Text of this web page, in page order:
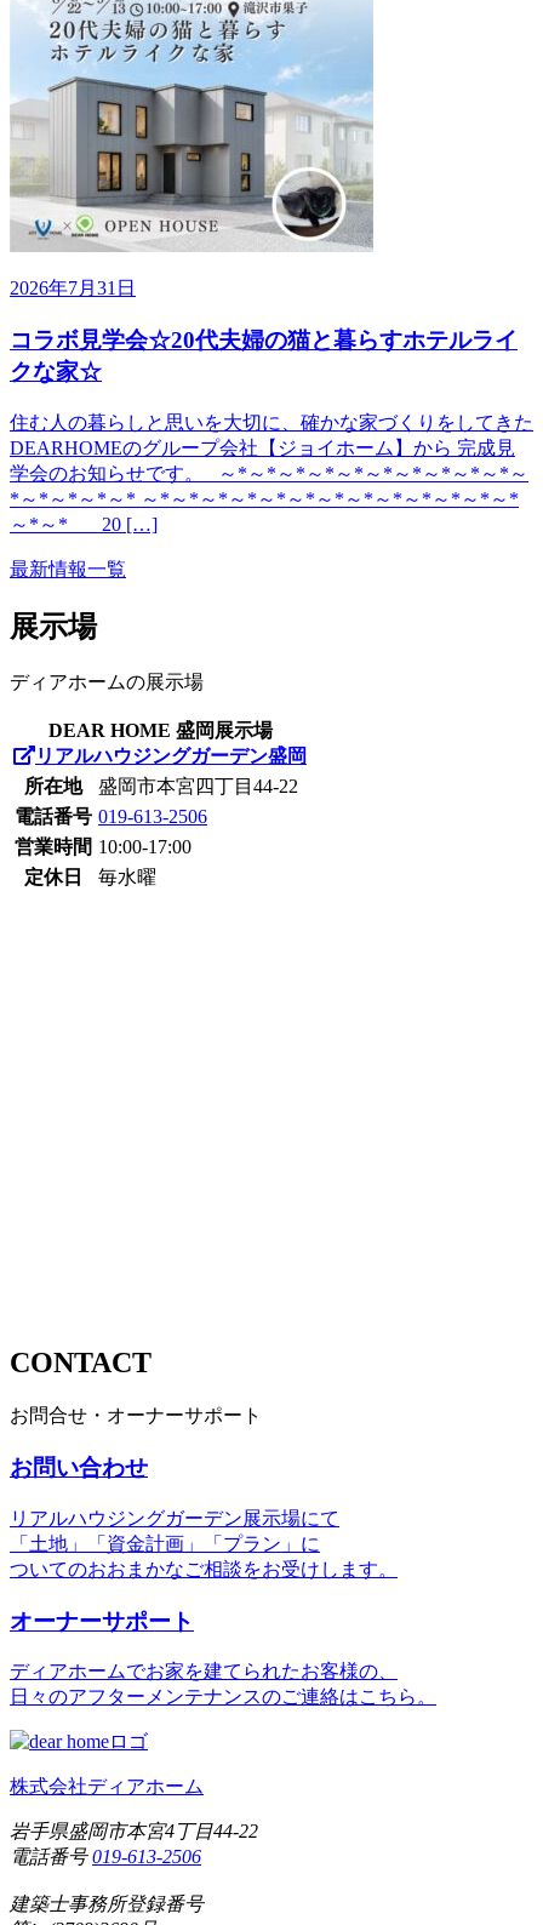
2026年7月31日
コラボ見学会☆20代夫婦の猫と暮らすホテルライ
クな家☆
住む人の暮らしと思いを大切に、確かな家づくりをしてきた
DEARHOMEのグループ会社【ジョイホーム】から 完成見
学会のお知らせです。 ～*～*～*～*～*～*～*～*～*～*～
*～*～*～*～* ～*～*～*～*～*～*～*～*～*～*～*～*～*
～*～* 20 […]
最新情報一覧
展示場
ディアホームの展示場
DEAR HOME 盛岡展示場
リアルハウジングガーデン盛岡
所在地
盛岡市本宮四丁目44-22
電話番号 019-613-2506
営業時間 10:00-17:00
定休日
毎水曜
CONTACT
お問合せ・オーナーサポート
お問い合わせ
リアルハウジングガーデン展示場にて
「土地」「資金計画」「プラン」に
ついてのおおまかなご相談をお受けします。
オーナーサポート
ディアホームでお家を建てられたお客様の、
日々のアフターメンテナンスのご連絡はこちら。
株式会社ディアホーム
岩手県盛岡市本宮4丁目44-22
電話番号019-613-2506
建築士事務所登録番号